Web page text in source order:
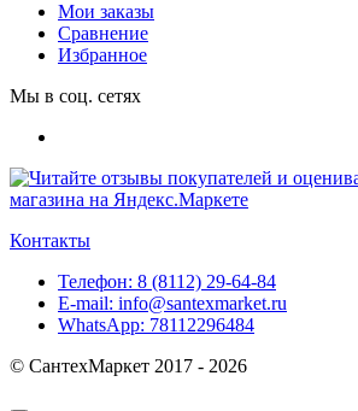
Мои заказы
Сравнение
Избранное
Мы в соц. сетях
Контакты
Телефон: 8 (8112) 29-64-84
E-mail: info@santexmarket.ru
WhatsApp: 78112296484
© СантехМаркет 2017 - 2026